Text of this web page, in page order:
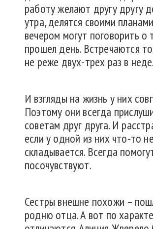
работу желают другу другу
утра, делятся своими
вечером могут поговорить о
прошел день. Встречаются
не реже двух-трех раз в
И взгляды на жизнь у них
Поэтому они всегда
советам друг друга. И
если у одной из них что-то не
складывается. Всегда
посочувствуют.
Сестры внешне похожи –
родню отца. А вот по